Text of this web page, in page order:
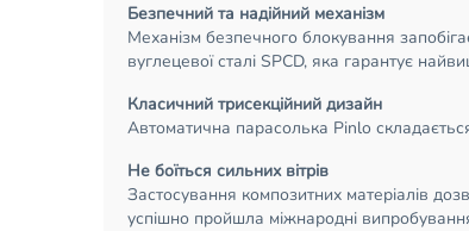
Безпечний та надійний механізм
Механізм безпечного блокування
вуглецевої сталі SPCD, яка гарантує
Класичний трисекційний дизайн
Автоматична парасолька Pinlo
Не боїться сильних вітрів
Застосування композитних матеріалів
успішно пройшла міжнародні